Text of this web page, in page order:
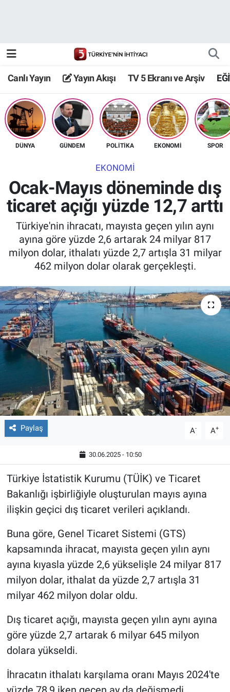
Canlı Yayın Yayın Akışı TV 5 Ekranı ve Arşiv
DÜNYA GÜNDEM POLİTİKA EKONOMİ SPOR
EKONOMİ
Ocak-Mayıs döneminde dış
ticaret açığı yüzde 12,7 arttı
Türkiye'nin ihracatı, mayısta geçen yılın aynı
ayına göre yüzde 2,6 artarak 24 milyar 817
milyon dolar, ithalatı yüzde 2,7 artışla 31 milyar
462 milyon dolar olarak gerçekleşti.
Paylaş A- A+
30.06.2025 - 10:50
Türkiye İstatistik Kurumu (TÜİK) ve Ticaret
Bakanlığı işbirliğiyle oluşturulan mayıs ayına
ilişkin geçici dış ticaret verileri açıklandı.
Buna göre, Genel Ticaret Sistemi (GTS)
kapsamında ihracat, mayısta geçen yılın aynı
ayına kıyasla yüzde 2,6 yükselişle 24 milyar 817
milyon dolar, ithalat da yüzde 2,7 artışla 31
milyar 462 milyon dolar oldu.
Dış ticaret açığı, mayısta geçen yılın aynı ayına
göre yüzde 2,7 artarak 6 milyar 645 milyon
dolara yükseldi.
İhracatın ithalatı karşılama oranı Mayıs 2024'te
TV 5 Ekranı ve Arşiv